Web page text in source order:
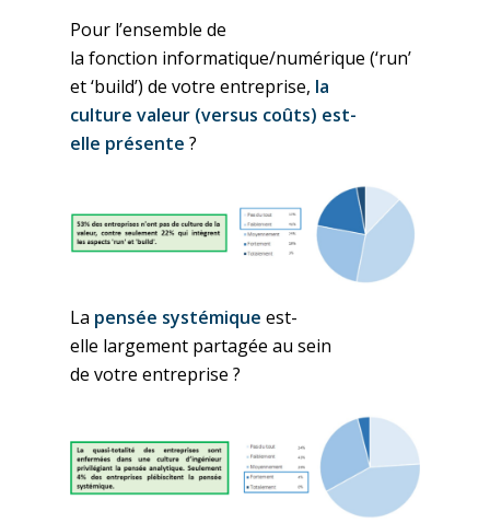
Pour l’ensemble de
lafonction informatique/numérique (‘run’
et ‘build’) devotre entreprise, la
culturevaleur (versus coûts) est-
elle présente ?
La pensée systémique est-
elle largement partagée au sein
devotre entreprise ?